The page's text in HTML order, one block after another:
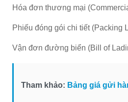
Hóa đơn thương mại
Phiếu đóng gói chi tiết (Packing
Vận đơn đường biển (Bill of
Tham khảo: Bảng giá gửi